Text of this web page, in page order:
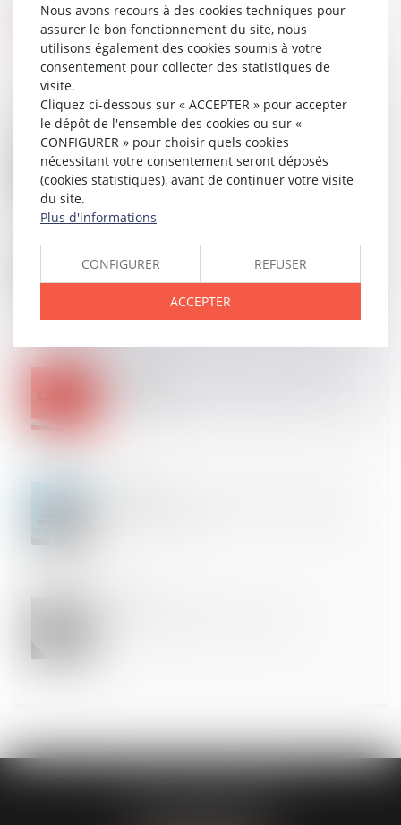
Une convention de trésorerie n'entraîne pas le
transfert d'une obligation de paiement !
24 MARS
La garantie décennale ne s’applique pas aux
équipements indispensables à l’activité
professionnelle.
21MARS
Nous avons recours à des cookies techniques pour
assurer le bon fonctionnement du site, nous
utilisons également des cookies soumis à votre
consentement pour collecter des statistiques de
visite.
Cliquez ci-dessous sur « ACCEPTER » pour accepter
le dépôt de l'ensemble des cookies ou sur «
CONFIGURER » pour choisir quels cookies
nécessitant votre consentement seront déposés
(cookies statistiques), avant de continuer votre visite
du site.
Plus d'informations
CONFIGURER REFUSER
ACCEPTER